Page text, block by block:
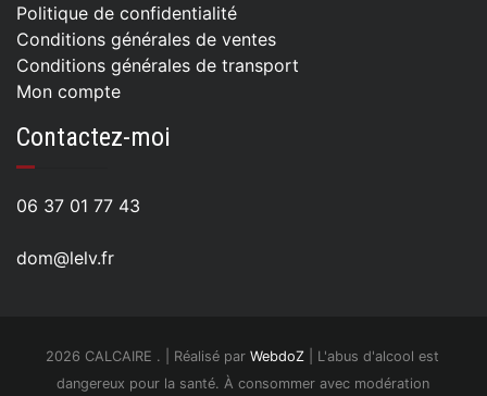
Politique de confidentialité
Conditions générales de ventes
Conditions générales de transport
Mon compte
Contactez-moi
06 37 01 77 43
dom@lelv.fr
2026 CALCAIRE . | Réalisé par WebdoZ | L'abus d'alcool est
dangereux pour la santé. À consommer avec modération